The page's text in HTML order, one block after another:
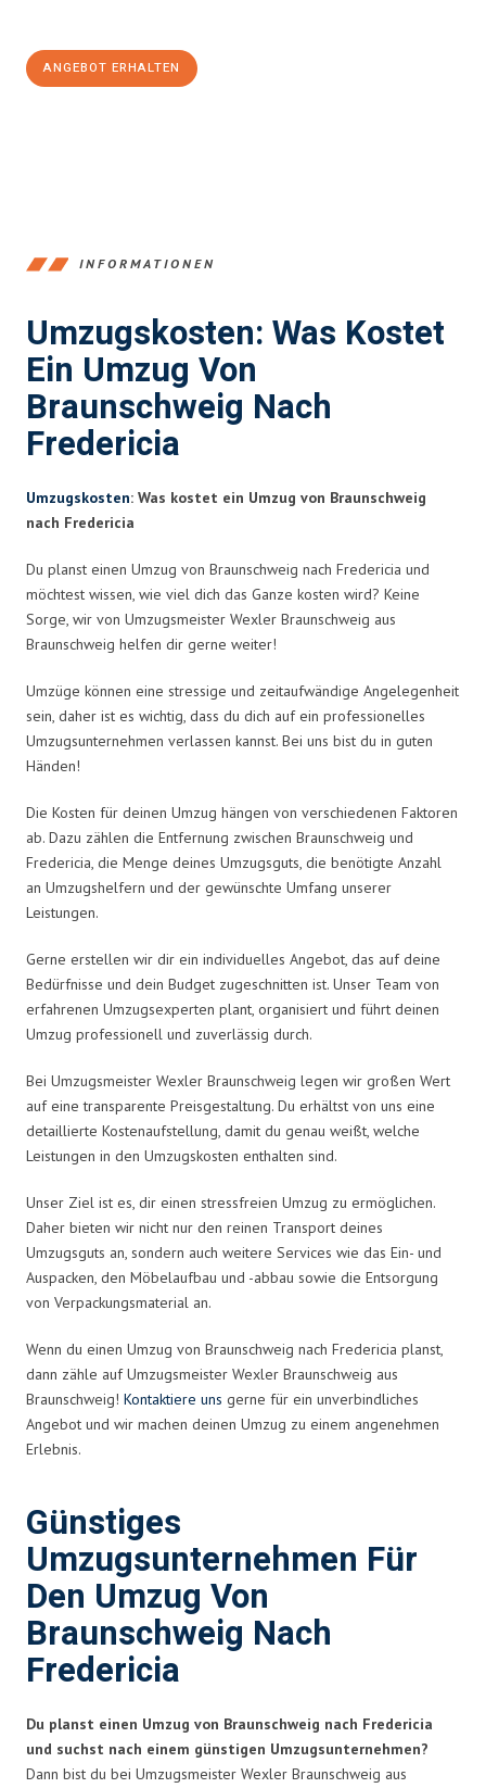
ANGEBOT ERHALTEN
INFORMATIONEN
Umzugskosten: Was Kostet
Ein Umzug Von
Braunschweig Nach
Fredericia
Umzugskosten: Was kostet ein Umzug von Braunschweig
nach Fredericia
Du planst einen Umzug von Braunschweig nach Fredericia und
möchtest wissen, wie viel dich das Ganze kosten wird? Keine
Sorge, wir von Umzugsmeister Wexler Braunschweig aus
Braunschweig helfen dir gerne weiter!
Umzüge können eine stressige und zeitaufwändige Angelegenheit
sein, daher ist es wichtig, dass du dich auf ein professionelles
Umzugsunternehmen verlassen kannst. Bei uns bist du in guten
Händen!
Die Kosten für deinen Umzug hängen von verschiedenen Faktoren
ab. Dazu zählen die Entfernung zwischen Braunschweig und
Fredericia, die Menge deines Umzugsguts, die benötigte Anzahl
an Umzugshelfern und der gewünschte Umfang unserer
Leistungen.
Gerne erstellen wir dir ein individuelles Angebot, das auf deine
Bedürfnisse und dein Budget zugeschnitten ist. Unser Team von
erfahrenen Umzugsexperten plant, organisiert und führt deinen
Umzug professionell und zuverlässig durch.
Bei Umzugsmeister Wexler Braunschweig legen wir großen Wert
auf eine transparente Preisgestaltung. Du erhältst von uns eine
detaillierte Kostenaufstellung, damit du genau weißt, welche
Leistungen in den Umzugskosten enthalten sind.
Unser Ziel ist es, dir einen stressfreien Umzug zu ermöglichen.
Daher bieten wir nicht nur den reinen Transport deines
Umzugsguts an, sondern auch weitere Services wie das Ein- und
Auspacken, den Möbelaufbau und -abbau sowie die Entsorgung
von Verpackungsmaterial an.
Wenn du einen Umzug von Braunschweig nach Fredericia planst,
dann zähle auf Umzugsmeister Wexler Braunschweig aus
Braunschweig! Kontaktiere uns gerne für ein unverbindliches
Angebot und wir machen deinen Umzug zu einem angenehmen
Erlebnis.
Günstiges
Umzugsunternehmen Für
Den Umzug Von
Braunschweig Nach
Fredericia
Du planst einen Umzug von Braunschweig nach Fredericia
und suchst nach einem günstigen Umzugsunternehmen?
Dann bist du bei Umzugsmeister Wexler Braunschweig aus